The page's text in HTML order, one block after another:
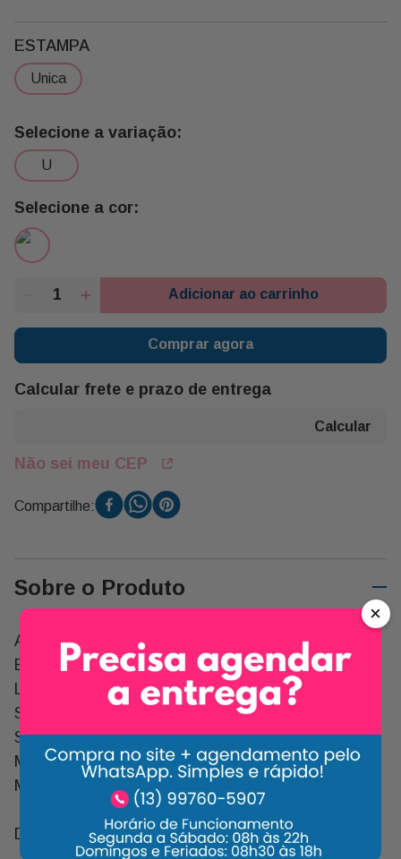
u
ESTAMPA
unica
Adicionar ao carrinho
Comprar agora
Calcular frete e prazo de entrega
Não sei meu CEP
Compartilhe:
Sobre o Produto
Adicione Um Toque de Elegância e Frescor Ao Seu
Espaço com o Nosso Vasinho Charmoso com
Leguminosa e Espada de São Jorge. Este Arranjo
Sofisticado É Perfeito para Quem Procura Uma
Solução de Decoração Versátil e de Baixa
Manutenção, Oferecendo Um Visual Encantador e
Moderno.
Descrição:
×